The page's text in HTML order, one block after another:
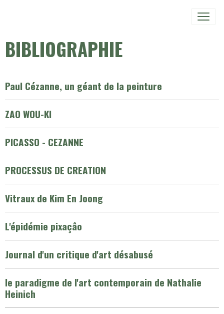
BIBLIOGRAPHIE
Paul Cézanne, un géant de la peinture
ZAO WOU-KI
PICASSO - CEZANNE
PROCESSUS DE CREATION
Vitraux de Kim En Joong
L'épidémie pixaçâo
Journal d'un critique d'art désabusé
le paradigme de l'art contemporain de Nathalie
Heinich